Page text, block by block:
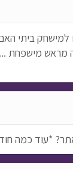
למישחק ביתי
מראש מישפחת